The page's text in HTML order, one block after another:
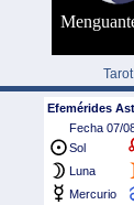
Tarot